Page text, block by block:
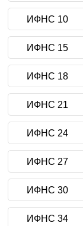
ИФНС 10
ИФНС 15
ИФНС 18
ИФНС 21
ИФНС 24
ИФНС 27
ИФНС 30
ИФНС 34